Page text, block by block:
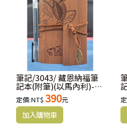
筆記/3043/ 藏恩納福筆
記本(附筆)(以馬內利)-木
紋
定價:NT$ 390元